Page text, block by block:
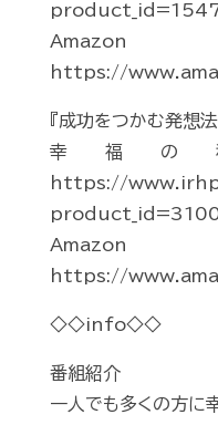
https://
『成功をつかむ発想法
幸福の
https://
https://
◇◇info◇◇
番組紹介
一人でも多くの方に